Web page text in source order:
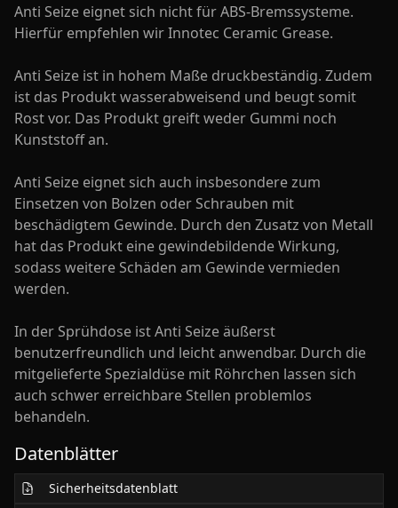
Anti Seize eignet sich nicht für ABS-Bremssysteme.
Hierfür empfehlen wir Innotec Ceramic Grease.
Anti Seize ist in hohem Maße druckbeständig. Zudem
ist das Produkt wasserabweisend und beugt somit
Rost vor. Das Produkt greift weder Gummi noch
Kunststoff an.
Anti Seize eignet sich auch insbesondere zum
Einsetzen von Bolzen oder Schrauben mit
beschädigtem Gewinde. Durch den Zusatz von Metall
hat das Produkt eine gewindebildende Wirkung,
sodass weitere Schäden am Gewinde vermieden
werden.
In der Sprühdose ist Anti Seize äußerst
benutzerfreundlich und leicht anwendbar. Durch die
mitgelieferte Spezialdüse mit Röhrchen lassen sich
auch schwer erreichbare Stellen problemlos
behandeln.
Datenblätter
Sicherheitsdatenblatt